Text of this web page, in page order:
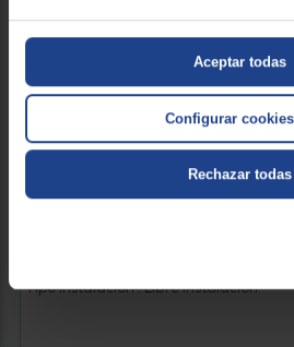
Aceptar todas
Configurar cookies
Rechazar todas
Tipo instalación : Libre instalación